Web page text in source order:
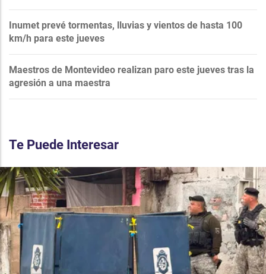
Inumet prevé tormentas, lluvias y vientos de hasta 100
km/h para este jueves
Maestros de Montevideo realizan paro este jueves tras la
agresión a una maestra
Te Puede Interesar